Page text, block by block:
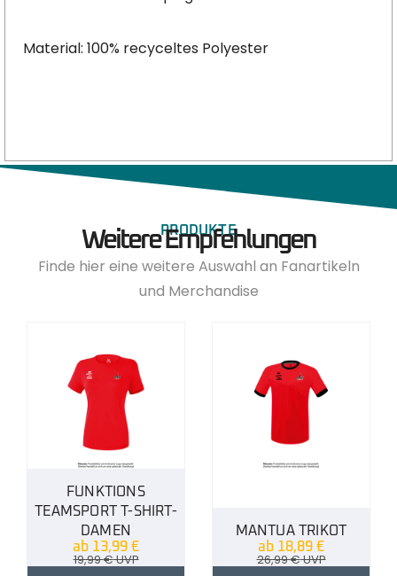
Material: 100% recyceltes Polyester
PRODUKTE
Weitere Empfehlungen
Finde hier eine weitere Auswahl an Fanartikeln
und Merchandise
FUNKTIONS
TEAMSPORT T-SHIRT-
DAMEN
ab 13,99 €
19,99€UVP
MANTUA TRIKOT
ab 18,89 €
26,99€UVP